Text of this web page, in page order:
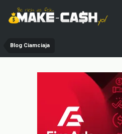
Blog Ciamciaja